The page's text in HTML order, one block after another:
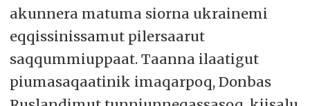
akunnera matuma siorna ukrainemi
eqqissinissamut pilersaarut
saqqummiuppaat. Taanna ilaatigut
piumasaqaatinik imaqarpoq, Donbas